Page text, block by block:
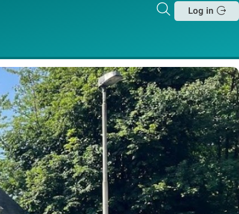
Zoeken
Log in